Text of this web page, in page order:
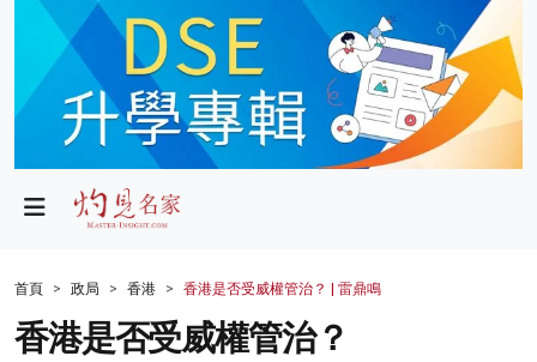
政局
財經
生活
首頁 政局 香港 香港是否受威權管治？ | 雷鼎鳴
香港是否受威權管治？